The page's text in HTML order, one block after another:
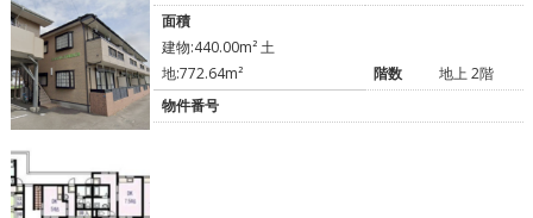
面積
建物:440.00m² 土
地:772.64m²
階数
地上 2階
物件番号